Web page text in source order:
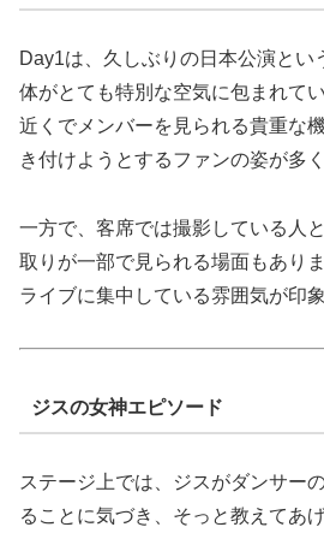
Day1は、久しぶりの日本公演とい
体がとても特別な空気に包まれてい
近くでメンバーを見られる貴重な
き付けようとするファンの姿が多
一方で、客席では撮影している人
取りが一部で見られる場面もあり
ライブに集中している雰囲気が印
ジスの女神エピソード
ステージ上では、ジスがダンサー
ることに気づき、そっと教えてあ